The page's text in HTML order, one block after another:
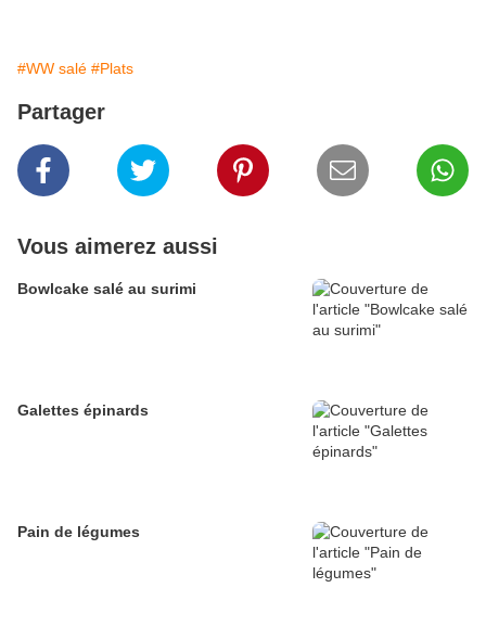
#WW salé #Plats
Partager
Vous aimerez aussi
Bowlcake salé au surimi
Galettes épinards
Pain de légumes